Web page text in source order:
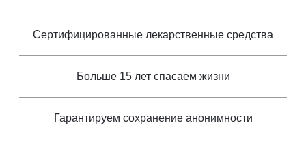
Сертифицированные лекарственные средства
Больше 15 лет спасаем жизни
Гарантируем сохранение анонимности